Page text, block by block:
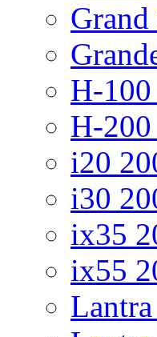
H-
H-
i20
i30
ix35
ix55